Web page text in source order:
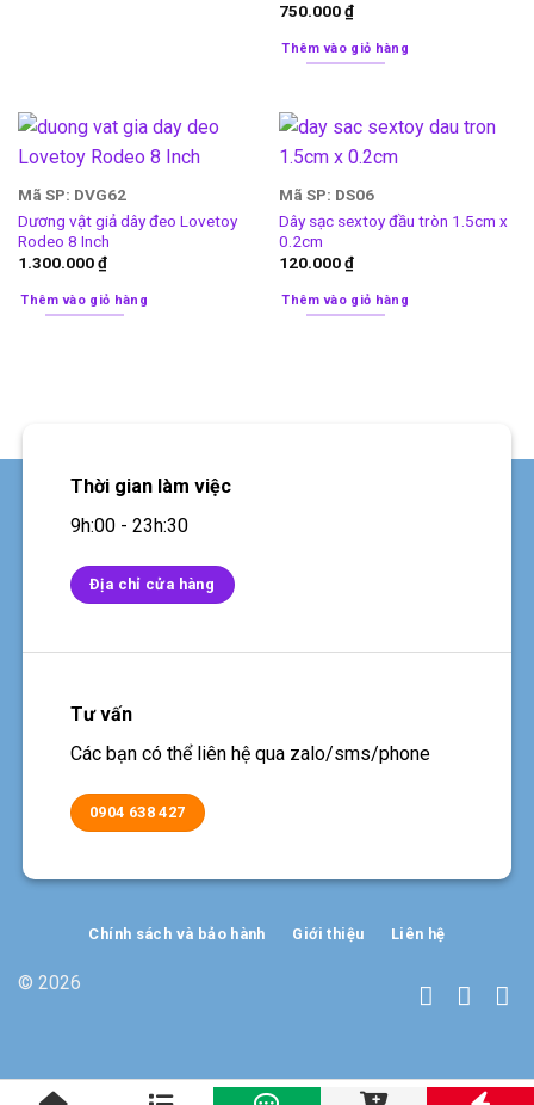
750.000₫
Thêm vào giỏ hàng
Mã SP: DVG62
Dương vật giả dây đeo Lovetoy
Rodeo 8 Inch
1.300.000₫
Thêm vào giỏ hàng
Mã SP: DS06
Dây sạc sextoy đầu tròn 1.5cm x
0.2cm
120.000₫
Thêm vào giỏ hàng
Thời gian làm việc
9h:00 - 23h:30
Địa chỉ cửa hàng
Tư vấn
Các bạn có thể liên hệ qua zalo/sms/phone
0904 638 427
© 2026
Chính sách và bảo hành Giới thiệu Liên hệ